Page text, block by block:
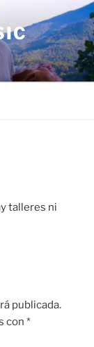
talleres ni
publicada.
con *